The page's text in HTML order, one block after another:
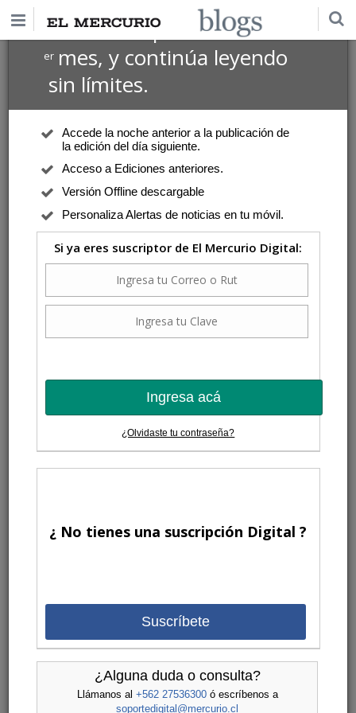
Suscríbete por $1 USD
ermes, y continúa leyendo
sin límites.
Accede la noche anterior a la publicación de
la edición del día siguiente.
Acceso a Ediciones anteriores.
Versión Offline descargable
Personaliza Alertas de noticias en tu móvil.
Si ya eres suscriptor de El Mercurio Digital:
Ingresa acá
¿Olvidaste tu contraseña?
¿ No tienes una suscripción Digital ?
Suscríbete
¿Alguna duda o consulta?
Llámanos al +562 27536300ó escríbenos a
soportedigital@mercurio.cl